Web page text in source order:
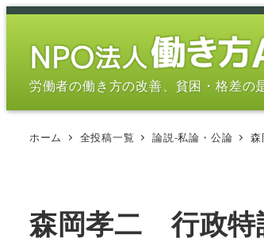
メ
労働者の働き方の改善、貧困・格差の
ホーム 全投稿一覧 論説-私論・公論
森岡孝二 行政特